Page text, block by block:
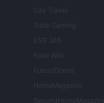
Day Travel
Tutto Gaming
ESG 365
Food Wiki
FuturoDonna
HomeMagazine
SecondHomeMagazine